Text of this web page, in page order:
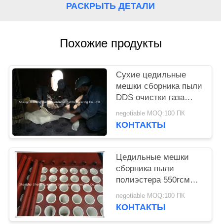
РАСКРЫТЬ ДЕТАЛИ
Похожие продукты
Сухие цедильные
мешки сборника пыли
DDS очистки газа
GCP
negotiable MOQ:100 ПК
КОНТАКТЫ
Цедильные мешки
сборника пыли
полиэстера 550гсм
печи сплавов
negotiable MOQ:100 ПК
КОНТАКТЫ